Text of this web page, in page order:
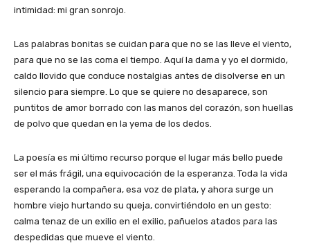
intimidad: mi gran sonrojo.
Las palabras bonitas se cuidan para que no se las lleve el viento,
para que no se las coma el tiempo. Aquí la dama y yo el dormido,
caldo llovido que conduce nostalgias antes de disolverse en un
silencio para siempre. Lo que se quiere no desaparece, son
puntitos de amor borrado con las manos del corazón, son huellas
de polvo que quedan en la yema de los dedos.
La poesía es mi último recurso porque el lugar más bello puede
ser el más frágil, una equivocación de la esperanza. Toda la vida
esperando la compañera, esa voz de plata, y ahora surge un
hombre viejo hurtando su queja, convirtiéndolo en un gesto:
calma tenaz de un exilio en el exilio, pañuelos atados para las
despedidas que mueve el viento.